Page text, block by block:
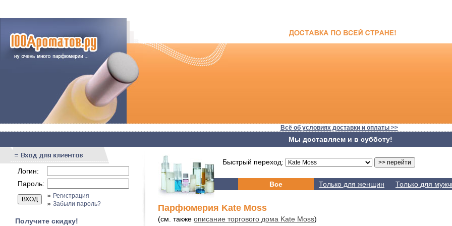
Всё об условиях доставки и оплаты >>
Мы доставляем и в субботу!
Логин:
Пароль:
» Регистрация
» Забыли пароль?
Получите скидку!
Быстрый переход:
Все Только для женщин Только для
Парфюмерия Kate Moss
(см. также описание торгового дома Kate Moss)